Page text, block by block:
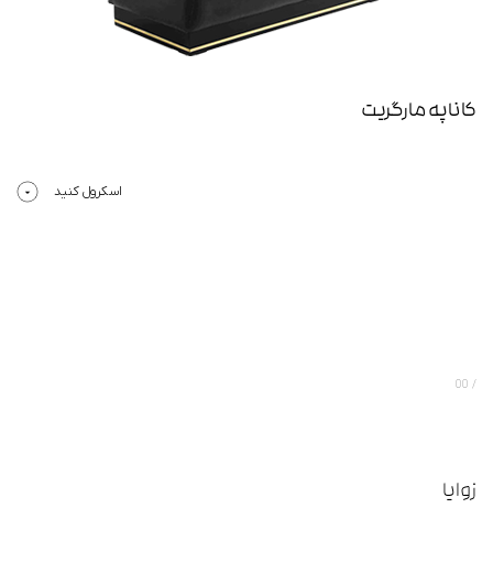
کاناپه مارگریت
اسکرول کنید
00
زوایا